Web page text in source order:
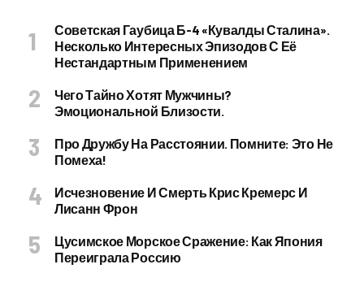
Советская Гаубица Б-4 «Кувалды Сталина».
Несколько Интересных Эпизодов С Её
Нестандартным Применением
Чего Тайно Хотят Мужчины?
Эмоциональной Близости.
Про Дружбу На Расстоянии. Помните: Это Не
Помеха!
Исчезновение И Смерть Крис Кремерс И
Лисанн Фрон
Цусимское Морское Сражение: Как Япония
Переиграла Россию